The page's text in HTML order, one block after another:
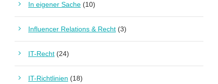
In eigener Sache (10)
Influencer Relations & Recht (3)
IT-Recht (24)
IT-Richtlinien (18)